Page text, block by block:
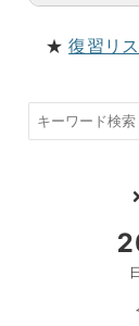
★復習リ
検
索